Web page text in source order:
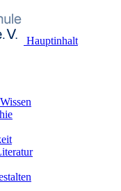
Hauptinhalt